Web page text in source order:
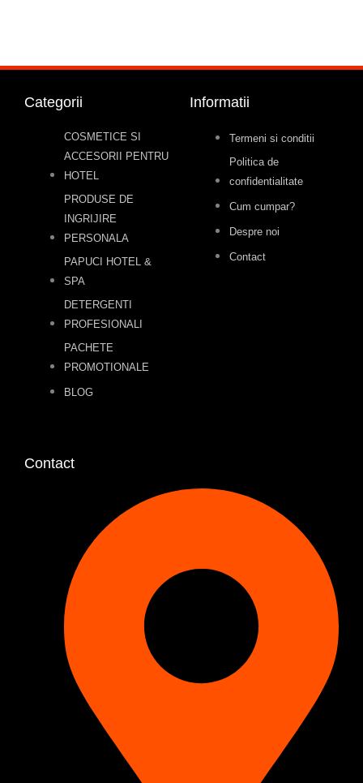
Categorii
COSMETICE SI
ACCESORII PENTRU
HOTEL
PRODUSE DE
INGRIJIRE
PERSONALA
PAPUCI HOTEL &
SPA
DETERGENTI
PROFESIONALI
PACHETE
PROMOTIONALE
BLOG
Informatii
Termeni si conditii
Politica de
confidentialitate
Cum cumpar?
Despre noi
Contact
Contact